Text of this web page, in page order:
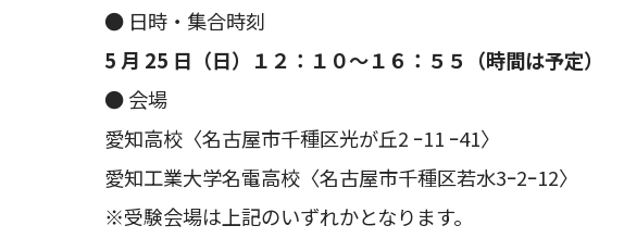
● 日時・集合時刻
5 月 25 日（日）１２：１０～１６：５５（時間は予定）
● 会場
愛知高校〈名古屋市千種区光が丘2 ｰ11 ｰ41〉
愛知工業大学名電高校〈名古屋市千種区若水3ｰ2ｰ12〉
※受験会場は上記のいずれかとなります。